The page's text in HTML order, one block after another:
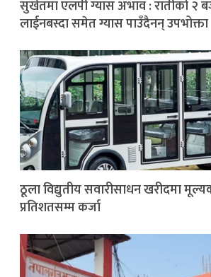
सुर्खेतमा एलपी ग्यास अभाव : रातीको २
लाईनबस्दा समेत ग्यास पाउँदैनन् उपभोक्ता
ठूला विद्युतीय सवारीसाधन खरीदमा
प्रतिशतसम्म कर्जा